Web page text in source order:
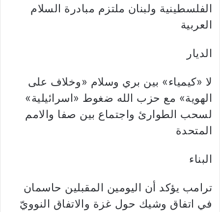
الفلسطينية ولبنان ملتزم مبادرة السلام
العربية
الديار
لا «كيمياء» بين بري وسلام «وخلاف على
الهوية» مع حزب الله ضغوط «اسرائيلية»
لسحب الطوارئ واجتماع بين صفا والامم
المتحدة
البناء
ترامب يؤكد أن اليومين المقبلين حاسمان
في اتفاق وشيك حول غزة والاتفاق النوويّ